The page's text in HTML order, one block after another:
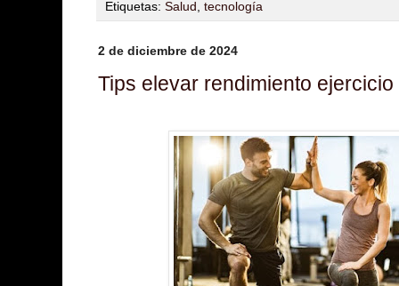
Etiquetas: Salud tecnología
2 de diciembre de 2024
Tips elevar rendimiento ejercicio